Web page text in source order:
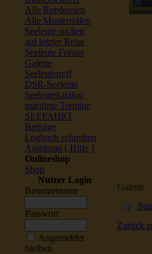
Alle Reedereien
Alle Musterrollen
Seeleute suchen
auf letzter Reise
Seeleute Forum
Galerie
Seeleutetreff
DSR-Seeleute
Seeleutekatalog
maritime Termine
SEEFAHRT
Beiträge
Logbuch schreiben
Anleitung [ Hilfe ]
Onlineshop
Shop
Nutzer Login
Benutzername
Passwort
Angemeldet
bleiben
Galerie
Zurück